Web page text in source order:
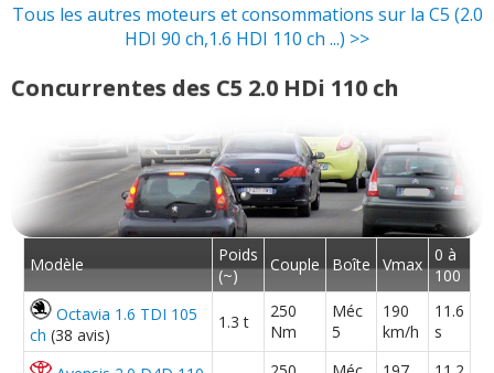
2.0 HDi 110 ch 225000 kms, 2001 SX
mécanique, 39(0 )
18/20
2.0 HDi 110 ch 147 000 km, année
2003, finiti(0 )
2.0 HDi 110 ch boîte manuelle ,2003
bleu ice(0 )
12/20
2.0 HDi 110 ch C5 année 2OO9
Tous les autres moteurs et consommations sur la C5 (2.0
HDI 90 ch,1.6 HDI 110 ch ...) >>
Concurrentes des C5 2.0 HDi 110 ch
Modèle
Poids
(~)
Couple Boîte Vmax 0 à
100
Octavia 1.6 TDI 105
ch (38 avis)
1.3 t
250
Nm
Méc
5
190
km/h
11.6
s